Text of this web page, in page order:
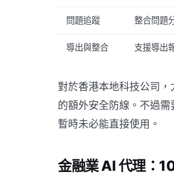
問題追蹤 整合問題
導出與整合 支援導出
對於香港本地科技公司
的額外安全防線。不過
暫時未必能直接使用。
金融業 AI 代理：